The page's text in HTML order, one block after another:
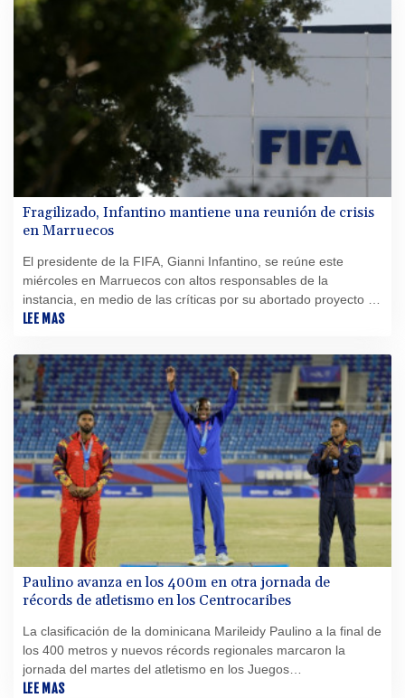
Fragilizado, Infantino mantiene una reunión de crisis
en Marruecos
El presidente de la FIFA, Gianni Infantino, se reúne este
miércoles en Marruecos con altos responsables de la
instancia, en medio de las críticas por su abortado proyecto de
abrir la institución a la inversión privada.
LEE MAS
Paulino avanza en los 400m en otra jornada de
récords de atletismo en los Centrocaribes
La clasificación de la dominicana Marileidy Paulino a la final de
los 400 metros y nuevos récords regionales marcaron la
jornada del martes del atletismo en los Juegos
Centroamericanos y del Caribe Santo Domingo 2026.
LEE MAS